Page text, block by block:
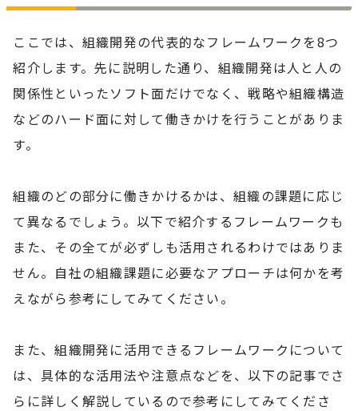
ここでは、組織開発の代表的なフレームワークを8つ
紹介します。先に説明した通り、組織開発は人と人の
関係性といったソフト面だけでなく、戦略や組織構造
などのハード面に対して働きかけを行うことがありま
す。
組織のどの部分に働きかけるかは、組織の課題に応じ
て異なるでしょう。以下で紹介するフレームワークも
また、その全てが必ずしも活用されるわけではありま
せん。自社の組織課題に必要なアプローチは何かを考
えながら参考にしてみてください。
また、組織開発に活用できるフレームワークについて
は、具体的な活用法や注意点などを、以下の記事でさ
らに詳しく解説しているので参考にしてみてくださ